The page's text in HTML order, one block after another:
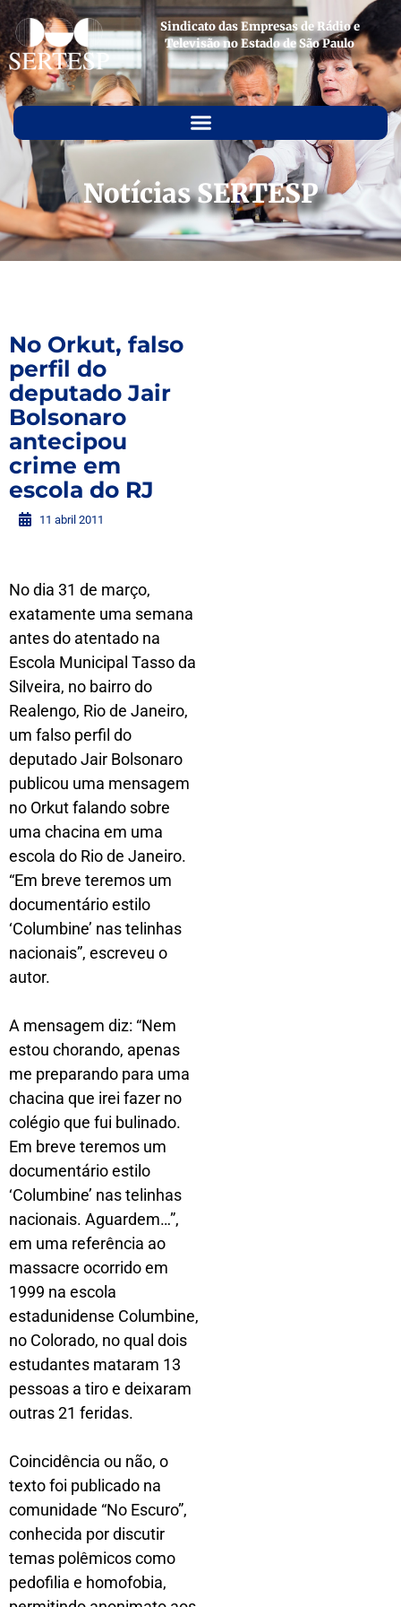
Sindicato das Empresas de Rádio e
Televisão no Estado de São Paulo
Notícias SERTESP
No Orkut, falso
perfil do
deputado Jair
Bolsonaro
antecipou
crime em
escola do RJ
11 abril 2011
No dia 31 de março,
exatamente uma semana
antes do atentado na
Escola Municipal Tasso da
Silveira, no bairro do
Realengo, Rio de Janeiro,
um falso perfil do
deputado Jair Bolsonaro
publicou uma mensagem
no Orkut falando sobre
uma chacina em uma
escola do Rio de Janeiro.
“Em breve teremos um
documentário estilo
‘Columbine’ nas telinhas
nacionais”, escreveu o
autor.
A mensagem diz: “Nem
estou chorando, apenas
me preparando para uma
chacina que irei fazer no
colégio que fui bulinado.
Em breve teremos um
documentário estilo
‘Columbine’ nas telinhas
nacionais. Aguardem…”,
em uma referência ao
massacre ocorrido em
1999 na escola
estadunidense Columbine,
no Colorado, no qual dois
estudantes mataram 13
pessoas a tiro e deixaram
outras 21 feridas.
Coincidência ou não, o
texto foi publicado na
comunidade “No Escuro”,
conhecida por discutir
temas polêmicos como
pedofilia e homofobia,